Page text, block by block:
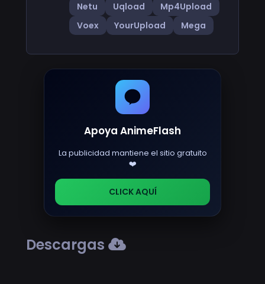
Netu
Uqload
Mp4Upload
Voex
YourUpload Mega
Apoya AnimeFlash
La publicidad mantiene el sitio gratuito
❤️
CLICK AQUÍ
Descargas